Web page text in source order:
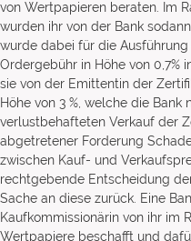
von Wertpapieren beraten. Im
wurden ihr von der Bank
wurde dabei für die
Ordergebühr in Höhe von 0,7%
sie von der Emittentin der
Höhe von 3 %, welche die
verlustbehafteten Verkauf der
abgetretener Forderung
zwischen Kauf- und
rechtgebende Entscheidung
Sache an diese zurück. Eine
Kaufkommissionärin von ihr im
Wertpapiere beschafft und